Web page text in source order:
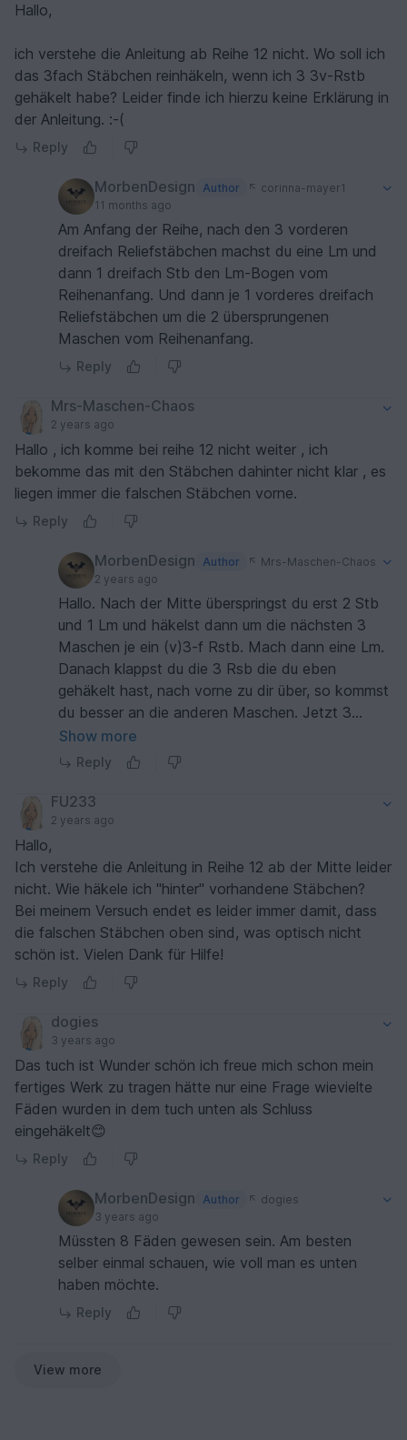
Hallo,
ich verstehe die Anleitung ab Reihe 12 nicht. Wo soll ich
das 3fach Stäbchen reinhäkeln, wenn ich 3 3v-Rstb
gehäkelt habe? Leider finde ich hierzu keine Erklärung in
der Anleitung. :-(
Reply
MorbenDesign Author
corinna-mayer1
11 months ago
Am Anfang der Reihe, nach den 3 vorderen
dreifach Reliefstäbchen machst du eine Lm und
dann 1 dreifach Stb den Lm-Bogen vom
Reihenanfang. Und dann je 1 vorderes dreifach
Reliefstäbchen um die 2 übersprungenen
Maschen vom Reihenanfang.
Reply
Mrs-Maschen-Chaos
2 years ago
Hallo , ich komme bei reihe 12 nicht weiter , ich
bekomme das mit den Stäbchen dahinter nicht klar , es
liegen immer die falschen Stäbchen vorne.
Reply
MorbenDesign Author
Mrs-Maschen-Chaos
2 years ago
Hallo. Nach der Mitte überspringst du erst 2 Stb
und 1 Lm und häkelst dann um die nächsten 3
Maschen je ein (v)3-f Rstb. Mach dann eine Lm.
Danach klappst du die 3 Rsb die du eben
gehäkelt hast, nach vorne zu dir über, so kommst
du besser an die anderen Maschen. Jetzt 3
Umschläge machen und in den Lm-Bogen der
Mitte einstechen und das 3-f Stb häkeln. Das je 1
die du überspringen hattest. 3 Lm häkeln und die
umgeklappten Maschen wieder hochklappen.
Show more
Reply
FU233
2 years ago
Hallo,
Ich verstehe die Anleitung in Reihe 12 ab der Mitte leider
nicht. Wie häkele ich "hinter" vorhandene Stäbchen?
Bei meinem Versuch endet es leider immer damit, dass
die falschen Stäbchen oben sind, was optisch nicht
schön ist. Vielen Dank für Hilfe!
Reply
dogies
3 years ago
Das tuch ist Wunder schön ich freue mich schon mein
fertiges Werk zu tragen hätte nur eine Frage wievielte
Fäden wurden in dem tuch unten als Schluss
eingehäkelt😊
Reply
MorbenDesign Author
dogies
3 years ago
Müssten 8 Fäden gewesen sein. Am besten
selber einmal schauen, wie voll man es unten
haben möchte.
Reply
View more